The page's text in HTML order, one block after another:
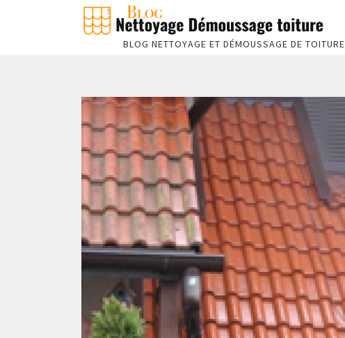
BLOG NETTOYAGE ET DÉMOUSSAGE DE TOITURE